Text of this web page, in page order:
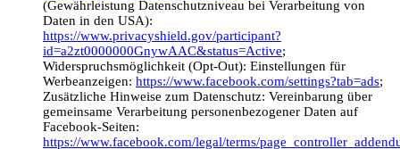
(Gewährleistung Datenschutzniveau bei Verarbeitung von
Daten in den USA):
https://www.privacyshield.gov/participant?
id=a2zt0000000GnywAAC&status=Active;
Widerspruchsmöglichkeit (Opt-Out): Einstellungen für
Werbeanzeigen: https://www.facebook.com/settings?tab=ads;
Zusätzliche Hinweise zum Datenschutz: Vereinbarung über
gemeinsame Verarbeitung personenbezogener Daten auf
Facebook-Seiten:
https://www.facebook.com/legal/terms/